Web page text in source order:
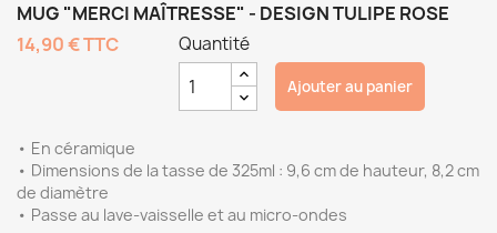
MUG "MERCI MAÎTRESSE" - DESIGN TULIPE ROSE
14,90 €TTC
• En céramique
• Dimensions de la tasse de 325ml : 9,6 cm de hauteur, 8,2 cm
de diamètre
• Passe au lave-vaisselle et au micro-ondes
Quantité
Ajouter au panier